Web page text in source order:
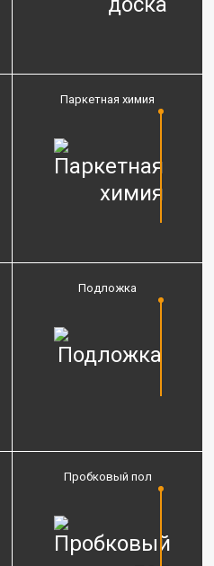
Паркетная химия
Подложка
Пробковый пол